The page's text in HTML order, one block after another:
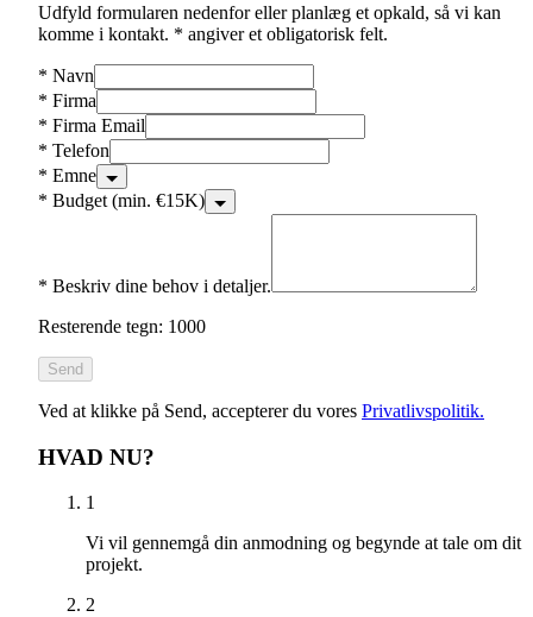
Udfyld formularen nedenfor eller planlæg et opkald, så vi kan
komme i kontakt. * angiver et obligatorisk felt.
* Navn
* Firma
* Firma Email
* Telefon
* Emne
* Budget (min. €15K)
* Beskriv dine behov i detaljer.
Resterende tegn: 1000
Send
Ved at klikke på Send, accepterer du vores Privatlivspolitik.
HVAD NU?
1
Vi vil gennemgå din anmodning og begynde at tale om dit
projekt.
2